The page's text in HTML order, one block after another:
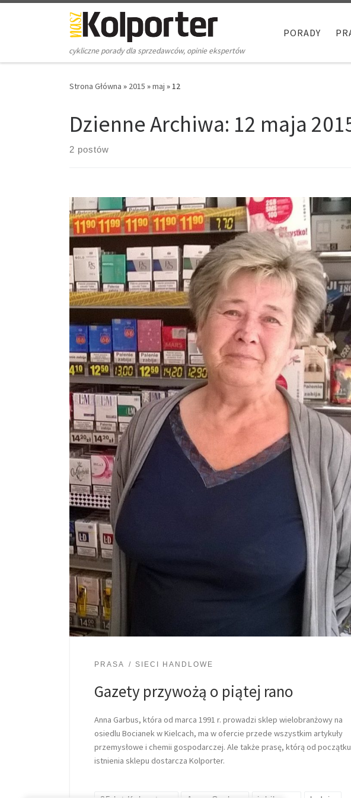
Skip to content
cykliczne porady dla sprzedawców, opinie ekspertów
PORADY
Strona Główna » 2015 »maj »12
Dzienne Archiwa: 12 maja
2 postów
PRASA SIECI HANDLOWE
Gazety przywożą o piątej rano
Anna Garbus, która od marca 1991 r. prowadzi sklep wielobranżowy na
osiedlu Bocianek w Kielcach, ma w ofercie przede wszystkim artykuły
przemysłowe i chemii gospodarczej. Ale także prasę, którą od początku
istnienia sklepu dostarcza Kolporter.